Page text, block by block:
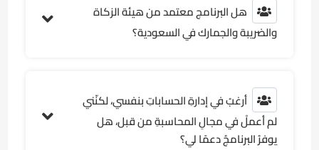
هل البرنامج معتمد من هيئة الزكاة
والضريبة والجمارك في السعودية؟
أرغبُ في إدارةِ الحساباتِ بنفسي، لكنّني
لم أعملْ في مجالِ المحاسبةِ من قبل، هل
يوفرُ البرنامجُ دعمًا لي؟